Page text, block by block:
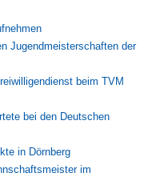
Jugendmeisterschaften der
beim TVM
bei den Deutschen
in Dörnberg
im